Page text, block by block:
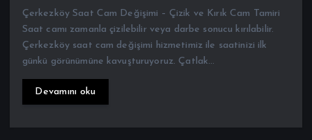
Çerkezköy saat cam değişimi hizmetimiz ile saatinizi ilk
günkü görünümüne kavuşturuyoruz. Çatlak…
Devamını oku